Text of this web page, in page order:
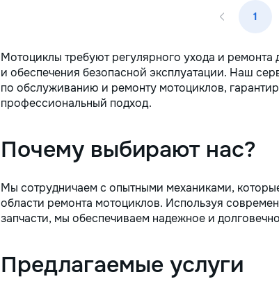
1
Мотоциклы требуют регулярного ухода и
и обеспечения безопасной эксплуатации. Наш
по обслуживанию и ремонту мотоциклов,
профессиональный подход.
Почему выбирают нас?
Мы сотрудничаем с опытными механиками,
области ремонта мотоциклов. Используя
запчасти, мы обеспечиваем надежное и
Предлагаемые услуги